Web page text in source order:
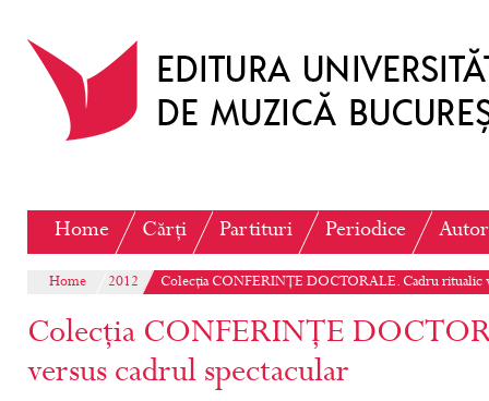
Home Cărți Partituri Periodice
Home 2012 Colecția CONFERINȚE DOCTORALE. Cadru ritualic
Colecția CONFERINȚE
versus cadrul spectacular